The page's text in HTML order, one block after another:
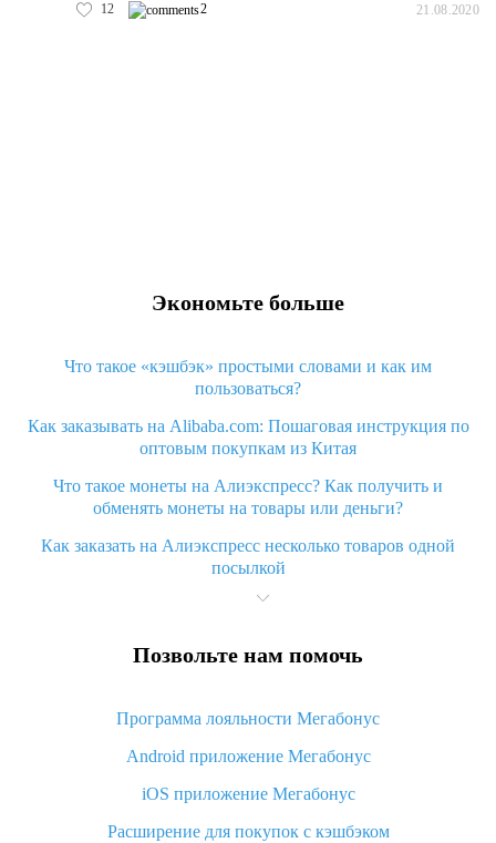
12 2 21.08.2020
Экономьте больше
Что такое «кэшбэк» простыми словами и как им
пользоваться?
Как заказывать на Alibaba.com: Пошаговая инструкция по
оптовым покупкам из Китая
Что такое монеты на Алиэкспресс? Как получить и
обменять монеты на товары или деньги?
Как заказать на Алиэкспресс несколько товаров одной
посылкой
Что значит статус «Заказ закрыт» на Алиэкспресс и что
Что делать, если Алиэкспресс просит ввести паспортные
Как узнать, куда пришла посылка с Алиэкспресс
Вы отменили заказ на Алиэкспресс, когда вернут деньги?
Что такое баллы на Алиэкспресс, как их получить и
Позвольте нам помочь
Программа лояльности Мегабонус
Android приложение Мегабонус
iOS приложение Мегабонус
Расширение для покупок с кэшбэком